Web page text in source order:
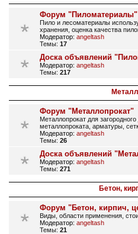
Форум "Пиломатериалы"
Пило и лесоматериалы
хранения, оценка качества
Модератор: angeltash
Темы: 17
Доска объявлений
Модератор: angeltash
Темы: 217
Форум "Металлопрокат"
Металлопрокат для
металлопроката, арматуры,
Модератор: angeltash
Темы: 26
Доска объявлений
Модератор: angeltash
Темы: 271
Бетон,
Форум "Бетон, кирпич,
Виды, области применения,
Модератор: angeltash
Темы: 21